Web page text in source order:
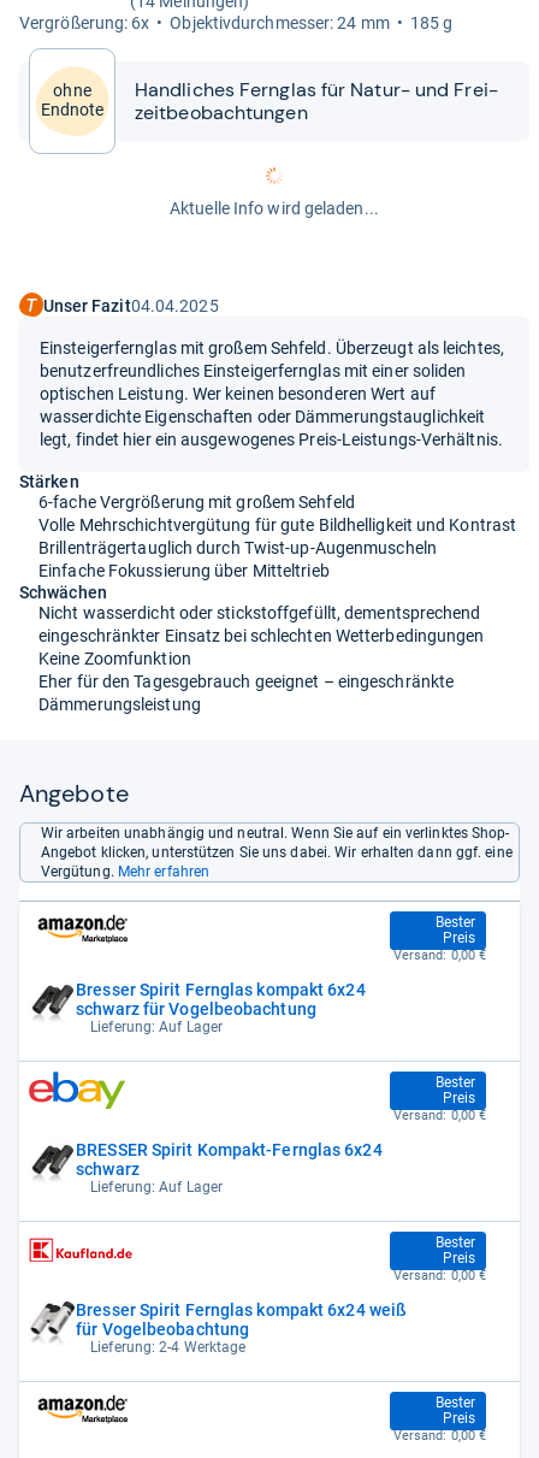
Ver­grö­ße­rung: 6x
Objek­tiv­durch­mes­ser: 24 mm 185 g
ohne
Endnote
Hand­li­ches Fern­glas für Natur-​​ und Frei­
zeit­be­ob­ach­tun­gen
Aktuelle Info wird geladen...
Unser Fazit04.04.2025
Einsteigerfernglas mit großem Sehfeld. Überzeugt als leichtes,
benutzerfreundliches Einsteigerfernglas mit einer soliden
optischen Leistung. Wer keinen besonderen Wert auf
wasserdichte Eigenschaften oder Dämmerungstauglichkeit
legt, findet hier ein ausgewogenes Preis-Leistungs-Verhältnis.
Stärken
6-fache Vergrößerung mit großem Sehfeld
Volle Mehrschichtvergütung für gute Bildhelligkeit und Kontrast
Brillenträgertauglich durch Twist-up-Augenmuscheln
Einfache Fokussierung über Mitteltrieb
Schwächen
Nicht wasserdicht oder stickstoffgefüllt, dementsprechend
eingeschränkter Einsatz bei schlechten Wetterbedingungen
Keine Zoomfunktion
Eher für den Tagesgebrauch geeignet – eingeschränkte
Dämmerungsleistung
Angebote
Wir arbeiten unabhängig und neutral. Wenn Sie auf ein verlinktes Shop-
Angebot klicken, unterstützen Sie uns dabei. Wir erhalten dann ggf. eine
Vergütung. Mehr erfahren
Bresser Spirit Fernglas kompakt 6x24
schwarz für Vogelbeobachtung
Lieferung: Auf Lager
Bester
Preis
34,90 €
Versand: 0,00 €
BRESSER Spirit Kompakt-Fernglas 6x24
schwarz
Lieferung: Auf Lager
Bester
Preis
34,90 €
Versand: 0,00 €
Bresser Spirit Fernglas kompakt 6x24 weiß
für Vogelbeobachtung
Lieferung: 2-4 Werktage
Bester
Preis
34,90 €
Versand: 0,00 €
Bester
Preis
34,90 €
Versand: 0,00 €